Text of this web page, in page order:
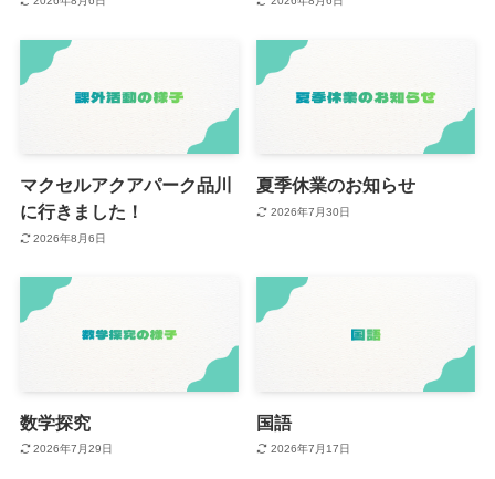
マクセルアクアパーク品川
に行きました！
2026年8月6日
夏季休業のお知らせ
2026年7月30日
数学探究
2026年7月29日
国語
2026年7月17日